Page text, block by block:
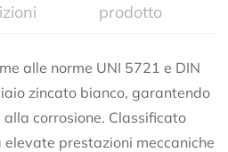
prodotto
alle norme UNI 5721 e DIN
zincato bianco, garantendo
corrosione. Classificato
elevate prestazioni meccaniche